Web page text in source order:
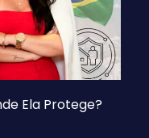
Ela Protege?